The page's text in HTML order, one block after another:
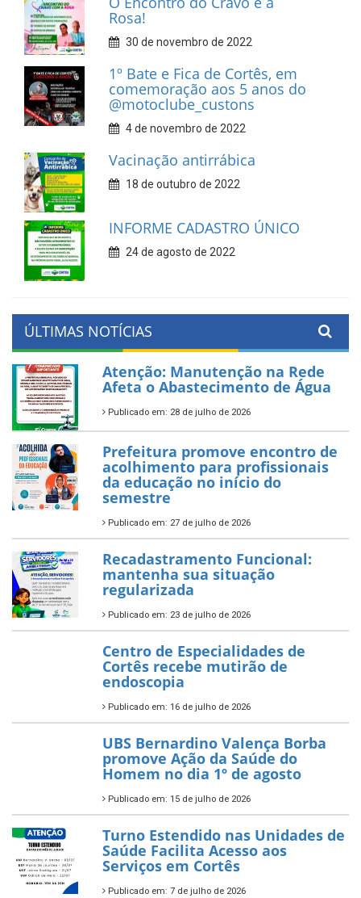
Rosa!
30 de novembro de 2022
1º Bate e Fica de Cortês, em
comemoração aos 5 anos do
@motoclube_custons
4 de novembro de 2022
Vacinação antirrábica
18 de outubro de 2022
INFORME CADASTRO ÚNICO
24 de agosto de 2022
ÚLTIMAS NOTÍCIAS
Atenção: Manutenção na Rede
Afeta o Abastecimento de Água
Publicado em: 28 de julho de 2026
Prefeitura promove encontro de
acolhimento para profissionais
da educação no início do
semestre
Publicado em: 27 de julho de 2026
Recadastramento Funcional:
mantenha sua situação
regularizada
Publicado em: 23 de julho de 2026
Centro de Especialidades de
Cortês recebe mutirão de
endoscopia
Publicado em: 16 de julho de 2026
UBS Bernardino Valença Borba
promove Ação da Saúde do
Homem no dia 1º de agosto
Publicado em: 15 de julho de 2026
Turno Estendido nas Unidades de
Saúde Facilita Acesso aos
Serviços em Cortês
Publicado em: 7 de julho de 2026